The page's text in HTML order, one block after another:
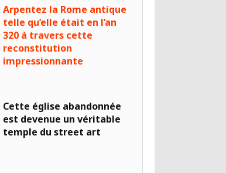
Arpentez la Rome antique
telle qu’elle était en l’an
320 à travers cette
reconstitution
impressionnante
Cette église abandonnée
est devenue un véritable
temple du street art